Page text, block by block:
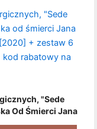
"Sede
Od Śmierci Jana
[2020] + Zestaw 6